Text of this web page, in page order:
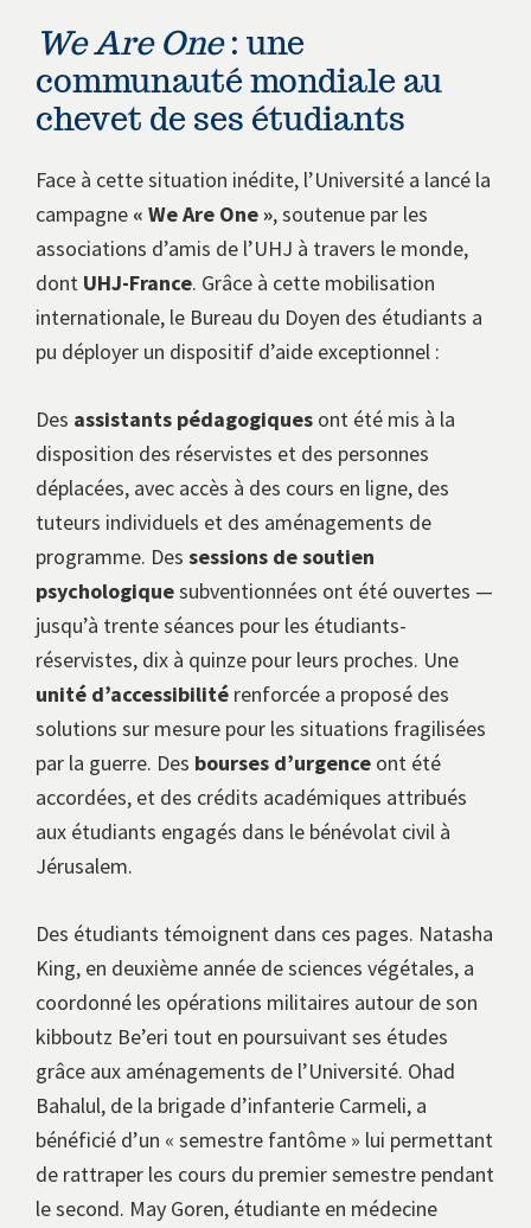
We Are One: une
communauté mondiale au
chevet de ses étudiants
Face à cette situation inédite, l’Université a lancé la
campagne « We Are One », soutenue par les
associations d’amis de l’UHJ à travers le monde,
dont UHJ-France. Grâce à cette mobilisation
internationale, le Bureau du Doyen des étudiants a
pu déployer un dispositif d’aide exceptionnel :
Des assistants pédagogiques ont été mis à la
disposition des réservistes et des personnes
déplacées, avec accès à des cours en ligne, des
tuteurs individuels et des aménagements de
programme. Des sessions de soutien
psychologiquesubventionnées ont été ouvertes —
jusqu’à trente séances pour les étudiants-
réservistes, dix à quinze pour leurs proches. Une
unité d’accessibilité renforcée a proposé des
solutions sur mesure pour les situations fragilisées
par la guerre. Des bourses d’urgence ont été
accordées, et des crédits académiques attribués
aux étudiants engagés dans le bénévolat civil à
Jérusalem.
Des étudiants témoignent dans ces pages. Natasha
King, en deuxième année de sciences végétales, a
coordonné les opérations militaires autour de son
kibboutz Be’eri tout en poursuivant ses études
grâce aux aménagements de l’Université. Ohad
Bahalul, de la brigade d’infanterie Carmeli, a
bénéficié d’un « semestre fantôme » lui permettant
de rattraper les cours du premier semestre pendant
le second. May Goren, étudiante en médecine